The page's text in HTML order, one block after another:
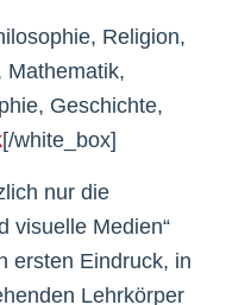
Religion,
Mathematik,
Geschichte,
[/white_box]
nur die
visuelle Medien“
ersten Eindruck, in
Lehrkörper